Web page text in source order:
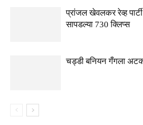
प्रांजल खेवलकर रेव्ह
सापडल्या 730 क्लिप्स
चड्डी बनियन गँगला